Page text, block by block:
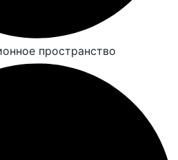
пространство